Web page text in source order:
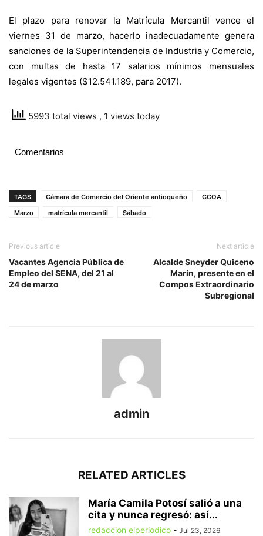
El plazo para renovar la Matrícula Mercantil vence el
viernes 31 de marzo, hacerlo inadecuadamente genera
sanciones de la Superintendencia de Industria y Comercio,
con multas de hasta 17 salarios mínimos mensuales
legales vigentes ($12.541.189, para 2017).
5993 total views , 1 views today
Comentarios
TAGS Cámara de Comercio del Oriente antioqueño
CCOA
Marzo
matrícula mercantil Sábado
Previous article
Vacantes Agencia Pública de
Empleo del SENA, del 21 al
24 de marzo
Next article
Alcalde Sneyder Quiceno
Marín, presente en el
Compos Extraordinario
Subregional
admin
RELATED ARTICLES
María Camila Potosí salió a una
cita y nunca regresó: así...
redaccion elperiodico - Jul 23, 2026